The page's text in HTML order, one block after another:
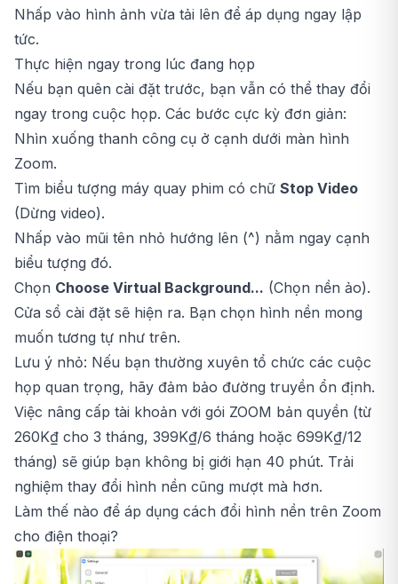
Nhấp vào hình ảnh vừa tải lên để áp dụng ngay lập
tức.
Thực hiện ngay trong lúc đang họp
Nếu bạn quên cài đặt trước, bạn vẫn có thể thay đổi
ngay trong cuộc họp. Các bước cực kỳ đơn giản:
Nhìn xuống thanh công cụ ở cạnh dưới màn hình
Zoom.
Tìm biểu tượng máy quay phim có chữ Stop Video
(Dừng video).
Nhấp vào mũi tên nhỏ hướng lên (^) nằm ngay cạnh
biểu tượng đó.
Chọn Choose Virtual Background... (Chọn nền ảo).
Cửa sổ cài đặt sẽ hiện ra. Bạn chọn hình nền mong
muốn tương tự như trên.
Lưu ý nhỏ: Nếu bạn thường xuyên tổ chức các cuộc
họp quan trọng, hãy đảm bảo đường truyền ổn định.
Việc nâng cấp tài khoản với gói ZOOM bản quyền (từ
260K₫ cho 3 tháng, 399K₫/6 tháng hoặc 699K₫/12
tháng) sẽ giúp bạn không bị giới hạn 40 phút. Trải
nghiệm thay đổi hình nền cũng mượt mà hơn.
Làm thế nào để áp dụng cách đổi hình nền trên Zoom
cho điện thoại?